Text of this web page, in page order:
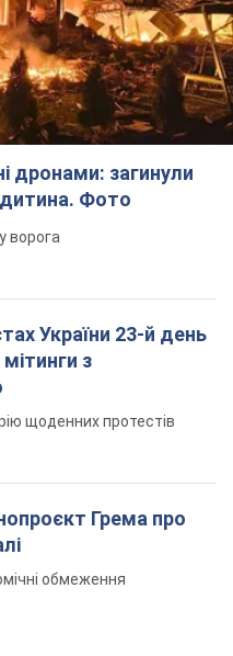
дронами: загинули
Фото
ворога
України 23-й день
з
щоденних протестів
Грема про
обмеження